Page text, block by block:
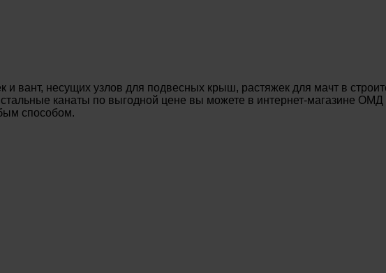
вант, несущих узлов для подвесных крыш, растяжек для мачт в
стальные канаты по выгодной цене вы можете в интернет-магазине
способом.